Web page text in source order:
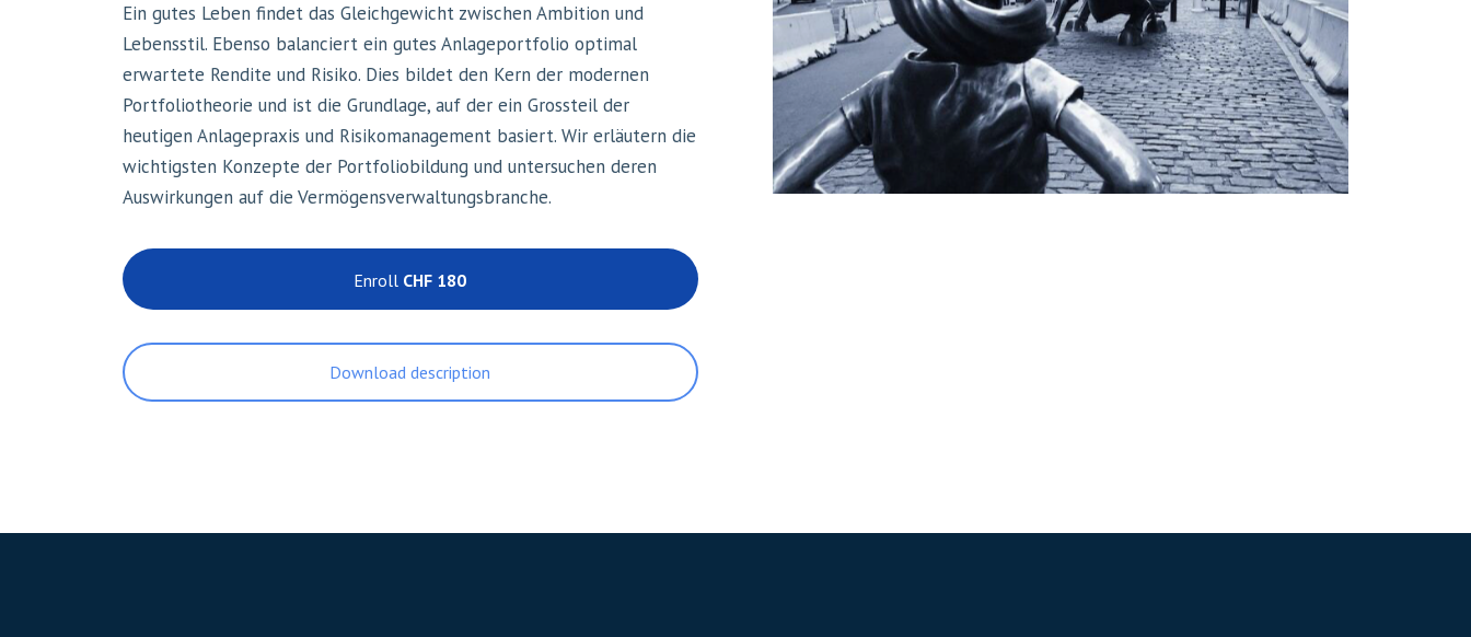
Ein gutes Leben findet das Gleichgewicht zwischen Ambition und
Lebensstil. Ebenso balanciert ein gutes Anlageportfolio optimal
erwartete Rendite und Risiko. Dies bildet den Kern der modernen
Portfoliotheorie und ist die Grundlage, auf der ein Grossteil der
heutigen Anlagepraxis und Risikomanagement basiert. Wir erläutern die
wichtigsten Konzepte der Portfoliobildung und untersuchen deren
Auswirkungen auf die Vermögensverwaltungsbranche.
Enroll CHF 180
Download description